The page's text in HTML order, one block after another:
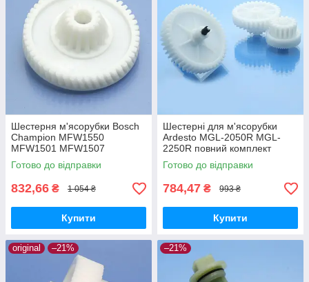
Шестерня м'ясорубки Bosch
Champion MFW1550
MFW1501 MFW1507
MFW1511 MFW1545 SFW1
CNFW2 оригінал Ø68 h25
z=16/50
Готово до відправки
832,66 ₴ 1 054 ₴
Купити
Шестерні для м'ясорубки
Ardesto MGL-2050R MGL-
2250R повний комплект
оригінал харчовий пластик
Готово до відправки
784,47 ₴ 993 ₴
Купити
original –21% –21%